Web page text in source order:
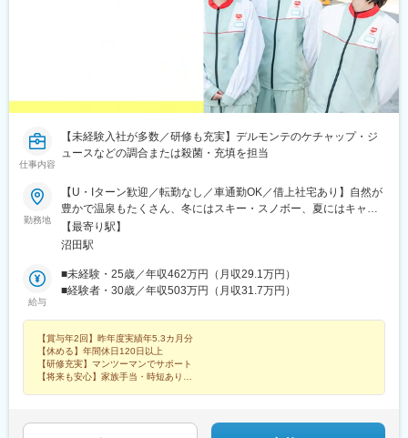
仕事内容
【未経験入社が多数／研修も充実】デルモンテのケチャップ・ジ
ュースなどの調合または殺菌・充填を担当
勤務地
【U・Iターン歓迎／転勤なし／車通勤OK／借上社宅あり】自然が
豊かで温泉もたくさん、冬にはスキー・スノボー、夏にはキャン
プ・BBQなどアウトドアを楽しむこともできます！【群馬工場】
群馬県沼田市清水町3748＜アクセス＞・JR上越線「沼田駅」より
毛高原駅」より車で20分・関越自動車道「沼田」ICより車で10分
※受動喫煙対策：屋内全面禁煙、敷地内喫煙可能場所あり
【最寄り駅】
沼田駅
給与
■未経験・25歳／年収462万円（月収29.1万円）
■経験者・30歳／年収503万円（月収31.7万円）
【賞与年2回】昨年度実績年5.3カ月分
【休める】年間休日120日以上
【研修充実】マンツーマンでサポート
【将来も安心】家族手当・時短あり